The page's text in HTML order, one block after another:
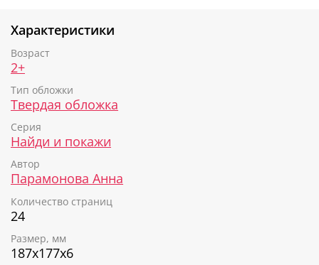
внимательности вашего ребенка!
Характеристики
Возраст
2+
Тип обложки
Твердая обложка
Серия
Найди и покажи
Автор
Парамонова Анна
Количество страниц
24
Размер, мм
187х177х6